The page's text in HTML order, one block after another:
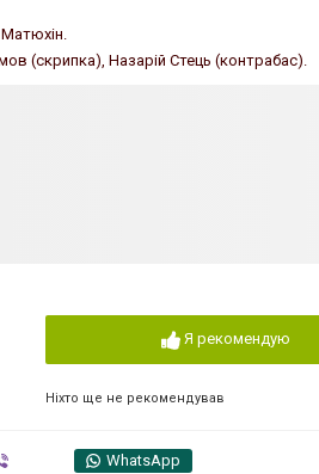
Матюхін.
(скрипка), Назарій Стець (контрабас).
Я рекомендую
Ніхто ще не рекомендував
WhatsApp